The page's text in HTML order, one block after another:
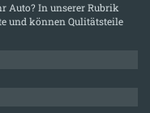
Auto? In unserer Rubrik
und können Qulitätsteile